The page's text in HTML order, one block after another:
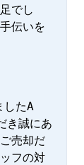
でし
伝いを
したA
き誠にあ
売却だ
フの対